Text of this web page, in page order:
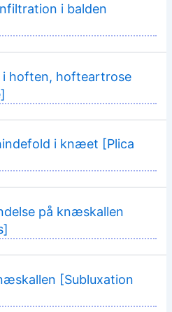
i balden
i hoften, hofteartrose
i knæet [Plica
på knæskallen
[Subluxation